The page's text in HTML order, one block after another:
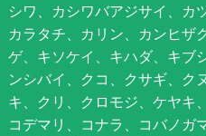
シワ、カシワバアジサイ、カ
カラタチ、カリン、カンヒザ
ゲ、キソケイ、キハダ、キブ
ンシバイ、クコ、クサギ、ク
キ、クリ、クロモジ、ケヤキ
コデマリ、コナラ、コバノガ